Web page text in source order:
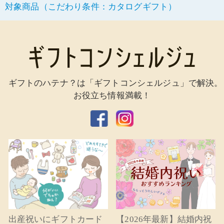
対象商品（こだわり条件：カタログギフト）
ギフトのハテナ？は「ギフトコンシェルジュ」で解決。
お役立ち情報満載！
出産祝いにギフトカード
【2026年最新】結婚内祝